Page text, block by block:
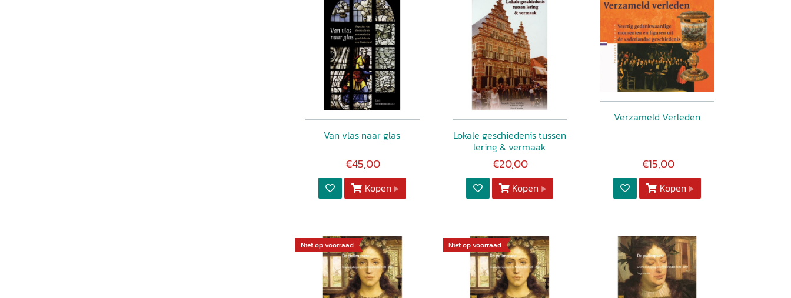
Van vlas naar glas
€45,00
Kopen
Lokale geschiedenis tussen
lering & vermaak
€20,00
Kopen
Verzameld Verleden
€15,00
Kopen
Niet op voorraad Niet op voorraad